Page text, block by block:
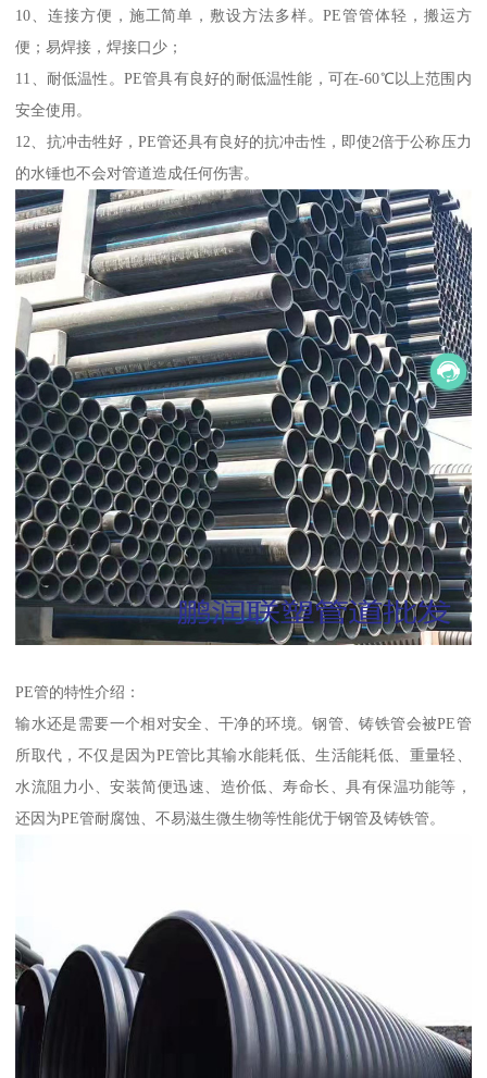
10、连接方便，施工简单，敷设方法多样。PE管管体轻，搬运方
便；易焊接，焊接口少；
11、耐低温性。PE管具有良好的耐低温性能，可在-60℃以上范围内
安全使用。
12、抗冲击牲好，PE管还具有良好的抗冲击性，即使2倍于公称压力
的水锤也不会对管道造成任何伤害。
PE管的特性介绍：
输水还是需要一个相对安全、干净的环境。钢管、铸铁管会被PE管
所取代，不仅是因为PE管比其输水能耗低、生活能耗低、重量轻、
水流阻力小、安装简便迅速、造价低、寿命长、具有保温功能等，
还因为PE管耐腐蚀、不易滋生微生物等性能优于钢管及铸铁管。